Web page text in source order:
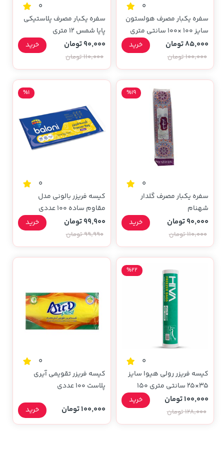
0
سفره یکبار مصرف هولستون
سایز 100 ×100 سانتی متری
85,000 تومان
100,000 تومان
خرید
0
سفره یکبار مصرف پلاستیکی
پایا شمس 12 متری
90,000 تومان
110,000 تومان
خرید
0
سفره یکبار مصرف گلدار
شهنام
%19
90,000 تومان
110,000 تومان
خرید
0
کیسه فریزر بالونی مدل
مقاوم ساده 100 عددی
%1
99,900 تومان
99,990 تومان
خرید
0
کیسه فریزر رولی هیوا سایز
35×25 سانتی متری 150
عددی
%22
100,000 تومان
128,000 تومان
خرید
0
کیسه فریزر تقویمی آیری
پلاست 100 عددی
100,000 تومان خرید